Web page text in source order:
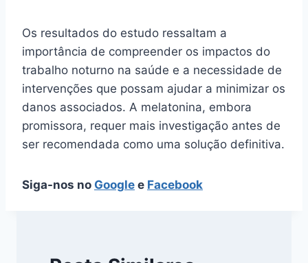
Os resultados do estudo ressaltam a
importância de compreender os impactos do
trabalho noturno na saúde e a necessidade de
intervenções que possam ajudar a minimizar os
danos associados. A melatonina, embora
promissora, requer mais investigação antes de
ser recomendada como uma solução definitiva.
Siga-nos no Google e Facebook